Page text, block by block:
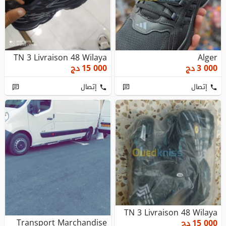
Alger
3 000دج
إتصال
TN 3 Livraison 48 Wilaya
15 000دج
إتصال
TN 3 Livraison 48 Wilaya
Transport Marchandise